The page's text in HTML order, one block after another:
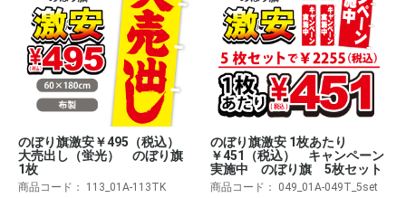
のぼり旗激安￥495（税込）
大売出し（蛍光） のぼり旗
1枚
商品コード： 113_01A-113TK
のぼり旗激安 1枚あたり
￥451（税込） キャンペーン
実施中 のぼり旗 5枚セット
商品コード： 049_01A-049T_5set